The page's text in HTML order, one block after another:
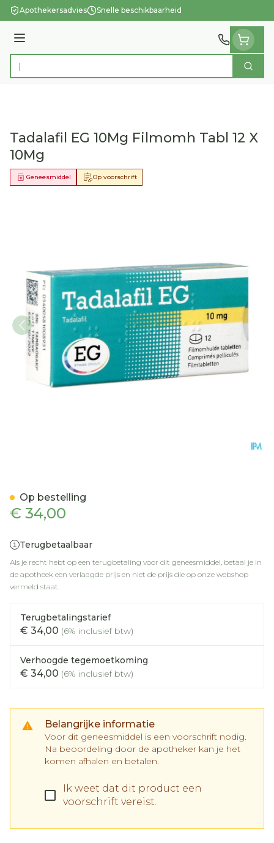
Ga naar de inhoud
Apothekersadvies Snelle beschikbaarheid
Menu
Product, merk, categorie... Zoek
Tadalafil EG 10Mg Filmomh Tabl 12 X
10Mg
Op voorschrift
Geneesmiddel
€ 34,00
Terugbetaalbaar
Als je recht hebt op een terugbetaling voor dit geneesmiddel, betaal je in
de apotheek een verlaagde prijs en niet de prijs die op onze webshop
vermeld staat.
Terugbetalingstarief
€ 34,00 (6% inclusief btw)
Verhoogde tegemoetkoming
€ 34,00 (6% inclusief btw)
Belangrijke informatie
Voor dit geneesmiddel is een voorschrift nodig.
Na beoordeling door de apotheker kan je het
komen afhalen en betalen.
Ik weet dat dit product een
voorschrift vereist.
Op bestelling